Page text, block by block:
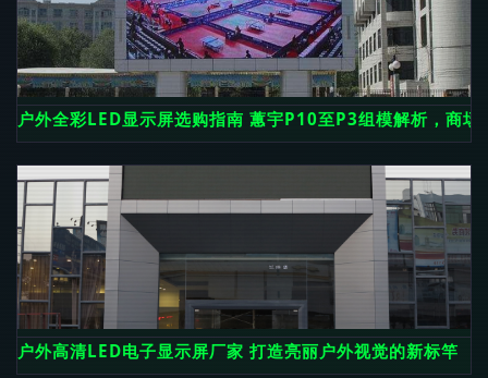
户外全彩LED显示屏选购指南 蕙宇P10至P3组模解析，商场
户外高清LED电子显示屏厂家 打造亮丽户外视觉的新标竿